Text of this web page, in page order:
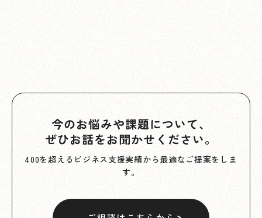
今のお悩みや課題について、
ぜひお話をお聞かせください。
400を超えるビジネス支援実績から最適なご提案をしま
す。